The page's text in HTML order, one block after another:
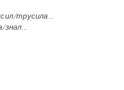
трусила…